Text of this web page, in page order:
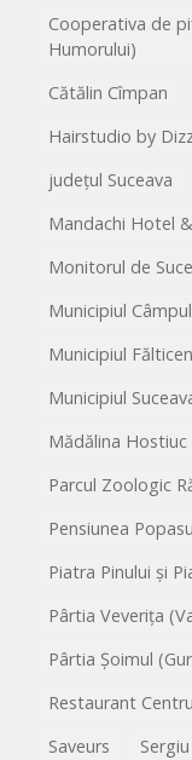
Cooperativa de
Humorului)
Cătălin Cîmpan
Hairstudio by
județul Suceava
Mandachi Hotel
Monitorul de
Municipiul
Municipiul
Municipiul
Mădălina Hostiuc
Parcul Zoologic
Pensiunea
Piatra Pinului și
Pârtia Veverița
Pârtia Șoimul
Restaurant
Saveurs